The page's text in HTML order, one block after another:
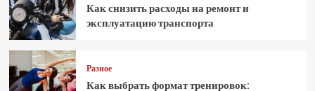
Как снизить расходы на ремонт и
эксплуатацию транспорта
Разное
Как выбрать формат тренировок: